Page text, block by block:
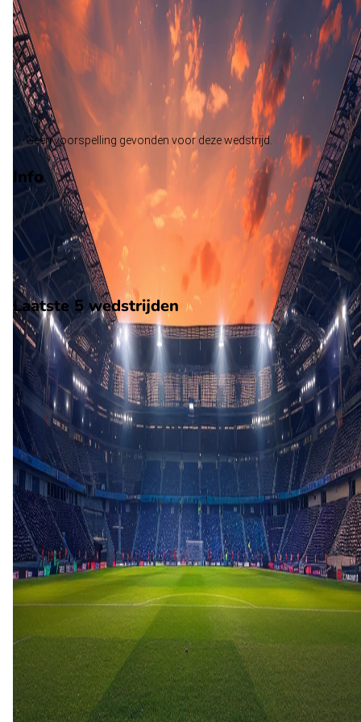
Sandefjord
Alle wedstrijden
Sarpsborg 08 - Sandefjord
Opstellingen
Voorspelling
Voorbeschouwing
Geen voorspelling gevonden voor deze wedstrijd.
Info
Op 16 augustus 2026 gaat Sarpsborg 08 de strijd aan met
Sandefjord. De wedstrijd wordt afgetrapt om 15:00 en wordt
gespeeld in de Eliteserien.
Stadion: Sarpsborg Stadion
Scheidsrechter: Onbekend
Laatste 5 wedstrijden
H2H
Sarpsborg 08
Sandefjord
22 mrt
Sandefjord
Sarpsborg 08
02
14 sep2025
Sarpsborg 08
Sandefjord
21
26 jul2025
32
7 mei
2025
Sarpsborg 08